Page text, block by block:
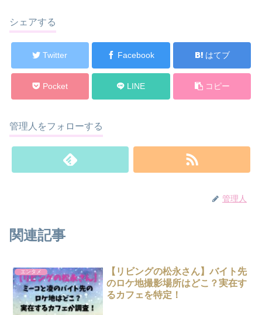
シェアする
Twitter Facebook はてブ
Pocket LINE コピー
管理人をフォローする
管理人
関連記事
エンタメ
【リビングの松永さん】バイト先
のロケ地撮影場所はどこ？実在す
るカフェを特定！